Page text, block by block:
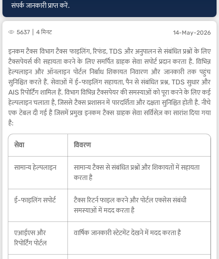
संपर्क जानकारी प्राप्त करें.
5637 4 मिनट 14-May-2026
इनकम टैक्स विभाग टैक्स फाइलिंग, रिफंड, TDS और अनुपालन से संबंधित प्रश्नों के लिए
टैक्सपेयर्स की सहायता करने के लिए समर्पित ग्राहक सेवा सपोर्ट प्रदान करता है. विभिन्न
हेल्पलाइन और ऑनलाइन पोर्टल निर्बाध शिकायत निवारण और जानकारी तक पहुंच
सुनिश्चित करते हैं. सेवाओं में ई-फाइलिंग सहायता, पैन से संबंधित प्रश्न, TDS सुधार और
AIS रिपोर्टिंग शामिल हैं. विभाग विभिन्न टैक्सपेयर की समस्याओं को पूरा करने के लिए कई
हेल्पलाइन चलाता है, जिससे टैक्स प्रशासन में पारदर्शिता और दक्षता सुनिश्चित होती है. नीचे
एक टेबल दी गई है जिसमें प्रमुख इनकम टैक्स ग्राहक सेवा सर्विसेज़ का सारांश दिया गया
है:
सेवा विवरण
सामान्य हेल्पलाइन
सामान्य टैक्स से संबंधित प्रश्नों और शिकायतों में सहायता
करता है
ई-फाइलिंग सपोर्ट
टैक्स रिटर्न फाइल करने और पोर्टल एक्सेस संबंधी
समस्याओं में मदद करता है
एआईएस और
रिपोर्टिंग पोर्टल
वार्षिक जानकारी स्टेटमेंट देखने में मदद करता है